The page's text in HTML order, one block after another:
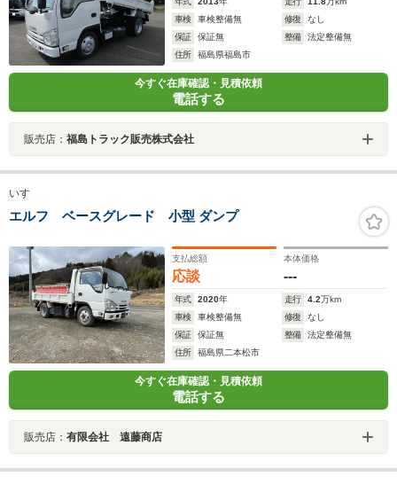
車検
車検整備無 修復
なし
保証
保証無 整備
法定整備無
住所
福島県福島市
今すぐ在庫確認・見積依頼
電話する
販売店： 福島トラック販売株式会社
いすゞ
エルフ ベースグレード 小型 ダンプ
支払総額
応談
本体価格
---
年式 2020年 走行 4.2万km
車検
車検整備無 修復
なし
保証
保証無 整備
法定整備無
住所
福島県二本松市
今すぐ在庫確認・見積依頼
電話する
販売店： 有限会社 遠藤商店